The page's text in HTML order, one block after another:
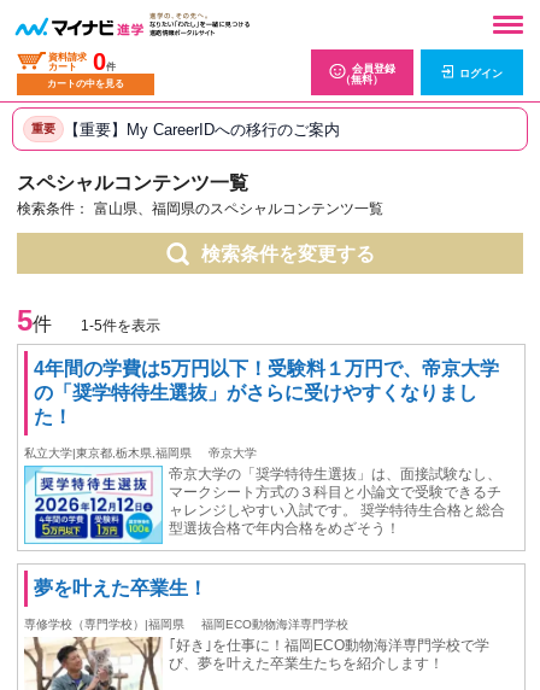
資料請求
カート
0件
カートの中を見る
会員登録
（無料）
ログイン
重要 【重要】My CareerIDへの移行のご案内
スペシャルコンテンツ一覧
検索条件： 富山県、福岡県のスペシャルコンテンツ一覧
検索条件を変更する
5件 1-5件を表示
4年間の学費は5万円以下！受験料１万円で、帝京大学
の「奨学特待生選抜」がさらに受けやすくなりまし
た！
私立大学|東京都,栃木県,福岡県 帝京大学
帝京大学の「奨学特待生選抜」は、面接試験なし、
マークシート方式の３科目と小論文で受験できるチ
ャレンジしやすい入試です。 奨学特待生合格と総合
型選抜合格で年内合格をめざそう！
夢を叶えた卒業生！
専修学校（専門学校）|福岡県 福岡ECO動物海洋専門学校
｢好き｣を仕事に！福岡ECO動物海洋専門学校で学
び、夢を叶えた卒業生たちを紹介します！